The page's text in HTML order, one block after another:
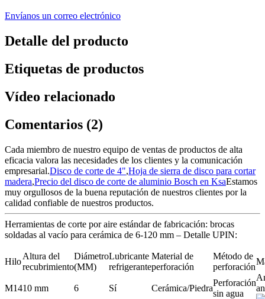
Envíanos un correo electrónico
Detalle del producto
Etiquetas de productos
Vídeo relacionado
Comentarios (2)
Cada miembro de nuestro equipo de ventas de productos de alta
eficacia valora las necesidades de los clientes y la comunicación
empresarial.Disco de corte de 4",Hoja de sierra de disco para cortar
madera,Precio del disco de corte de aluminio Bosch en KsaEstamos
muy orgullosos de la buena reputación de nuestros clientes por la
calidad confiable de nuestros productos.
Herramientas de corte por aire estándar de fabricación: brocas
soldadas al vacío para cerámica de 6-120 mm – Detalle UPIN:
Hilo
Altura del
recubrimiento
Diámetro
(MM)
Lubricante
refrigerante
Material de
perforación
Método de
perforación
M1410 mm 6 Sí Cerámica/Piedra
Perforación
sin agua